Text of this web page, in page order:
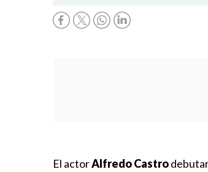
El actorAlfredo Castro